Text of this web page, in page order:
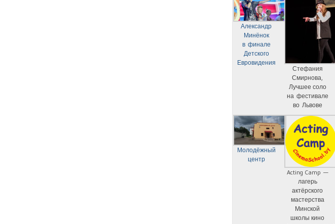
Александр
Минёнок
в финале
Детского
Евровидения
Стефания
Смирнова,
Лучшее соло
на фестивале
во Львове
Молодёжный
центр
Acting Camp —
лагерь
актёрского
мастерства
Минской
школы кино